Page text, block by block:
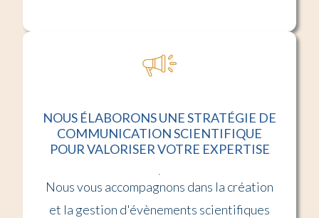
NOUS ÉLABORONS UNE STRATÉGIE DE
COMMUNICATION SCIENTIFIQUE
POUR VALORISER VOTRE EXPERTISE
Nous vous accompagnons dans la création
et la gestion d'évènements scientifiques